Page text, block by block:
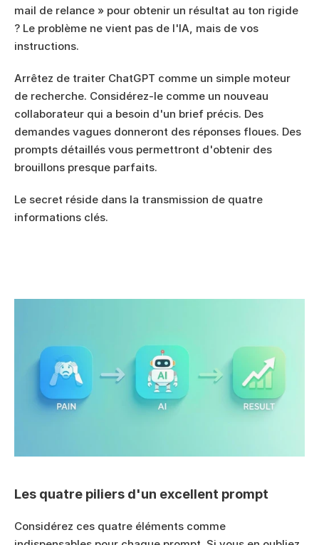
mail de relance » pour obtenir un résultat au ton rigide
? Le problème ne vient pas de l'IA, mais de vos
instructions.
Arrêtez de traiter ChatGPT comme un simple moteur
de recherche. Considérez-le comme un nouveau
collaborateur qui a besoin d'un brief précis. Des
demandes vagues donneront des réponses floues. Des
prompts détaillés vous permettront d'obtenir des
brouillons presque parfaits.
Le secret réside dans la transmission de quatre
informations clés.
Les quatre piliers d'un excellent prompt
Considérez ces quatre éléments comme